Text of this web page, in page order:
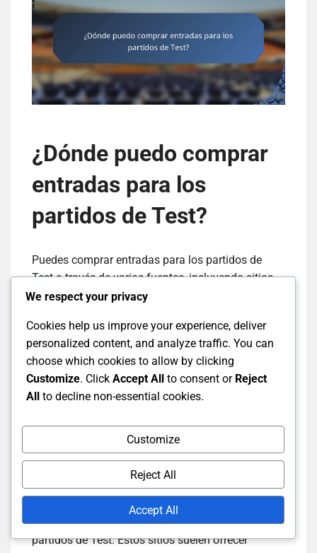
¿Dónde puedo comprar
entradas para los
partidos de Test?
Puedes comprar entradas para los partidos de
Test a través de varias fuentes, incluyendo sitios
web oficiales de venta de entradas, taquillas
Cada opción tiene sus beneficios y desventajas,
por lo que es esencial considerar factores como
precio, disponibilidad y fiabilidad al tomar tu
decisión.
Sitios web oficiales de venta
de entradas
Los sitios web oficiales de venta de entradas son
la fuente más fiable para comprar entradas para
partidos de Test. Estos sitios suelen ofrecer
We respect your privacy
Cookies help us improve your experience, deliver
personalized content, and analyze traffic. You can
choose which cookies to allow by clicking
Customize. Click Accept All to consent or Reject
All to decline non-essential cookies.
Customize
Reject All
Accept All